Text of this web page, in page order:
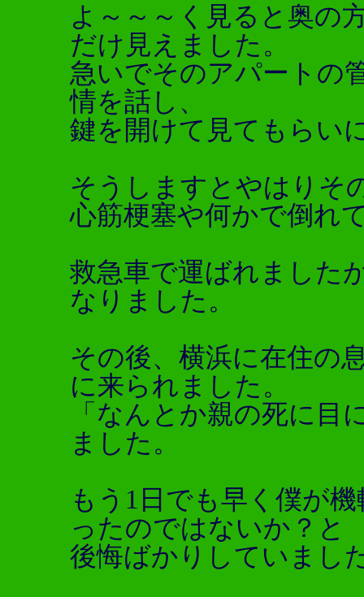
よ～～～く見ると奥の
だけ見えました。
急いでそのアパートの
情を話し、
鍵を開けて見てもらい
そうしますとやはりそ
心筋梗塞や何かで倒れ
救急車で運ばれました
なりました。
その後、横浜に在住の
に来られました。
「なんとか親の死に目
ました。
もう1日でも早く僕が
ったのではないか？と
後悔ばかりしていまし